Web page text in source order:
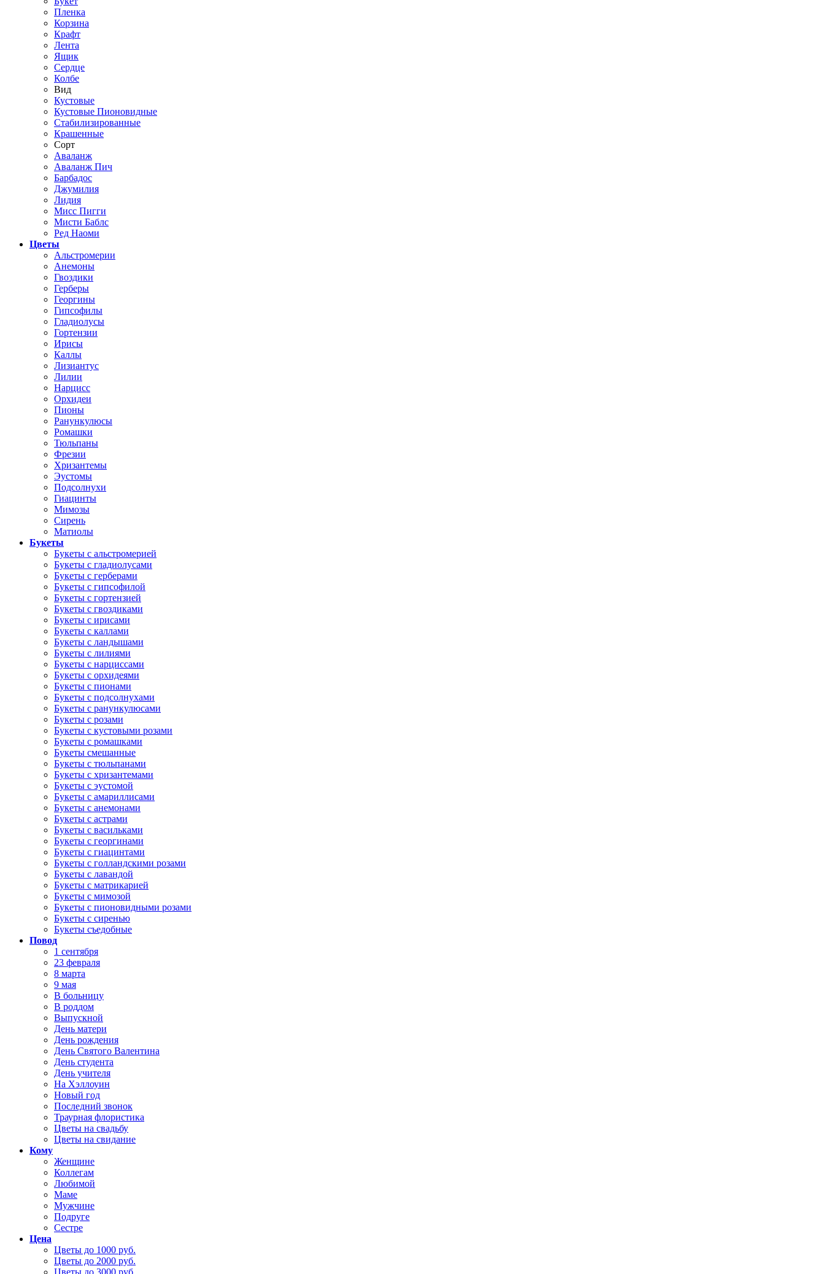
Пленка
Корзина
Крафт
Лента
Ящик
Сердце
Колбе
Вид
Кустовые
Кустовые Пионовидные
Стабилизированные
Крашенные
Сорт
Аваланж
Аваланж Пич
Барбадос
Джумилия
Лидия
Мисс Пигги
Мисти Баблс
Ред Наоми
Цветы
Альстромерии
Анемоны
Гвоздики
Герберы
Георгины
Гипсофилы
Гладиолусы
Гортензии
Ирисы
Каллы
Лизиантус
Лилии
Нарцисс
Орхидеи
Пионы
Ранункулюсы
Ромашки
Тюльпаны
Фрезии
Хризантемы
Эустомы
Подсолнухи
Гиацинты
Мимозы
Сирень
Матиолы
Букеты
Букеты с альстромерией
Букеты с гладиолусами
Букеты с герберами
Букеты с гипсофилой
Букеты с гортензией
Букеты с гвоздиками
Букеты с ирисами
Букеты с каллами
Букеты с ландышами
Букеты с лилиями
Букеты с нарциссами
Букеты с орхидеями
Букеты с пионами
Букеты с подсолнухами
Букеты с ранункулюсами
Букеты с розами
Букеты с кустовыми розами
Букеты с ромашками
Букеты смешанные
Букеты с тюльпанами
Букеты с хризантемами
Букеты с эустомой
Букеты с амариллисами
Букеты с анемонами
Букеты с астрами
Букеты с васильками
Букеты с георгинами
Букеты с гиацинтами
Букеты с голландскими розами
Букеты с лавандой
Букеты с матрикарией
Букеты с мимозой
Букеты с пионовидными розами
Букеты с сиренью
Букеты съедобные
Повод
1 сентября
23 февраля
8 марта
9 мая
В больницу
В роддом
Выпускной
День матери
День рождения
День Святого Валентина
День студента
День учителя
На Хэллоуин
Новый год
Последний звонок
Траурная флористика
Цветы на свадьбу
Цветы на свидание
Кому
Женщине
Коллегам
Любимой
Маме
Мужчине
Подруге
Сестре
Цена
Цветы до 1000 руб.
Цветы до 2000 руб.
Цветы до 3000 руб.